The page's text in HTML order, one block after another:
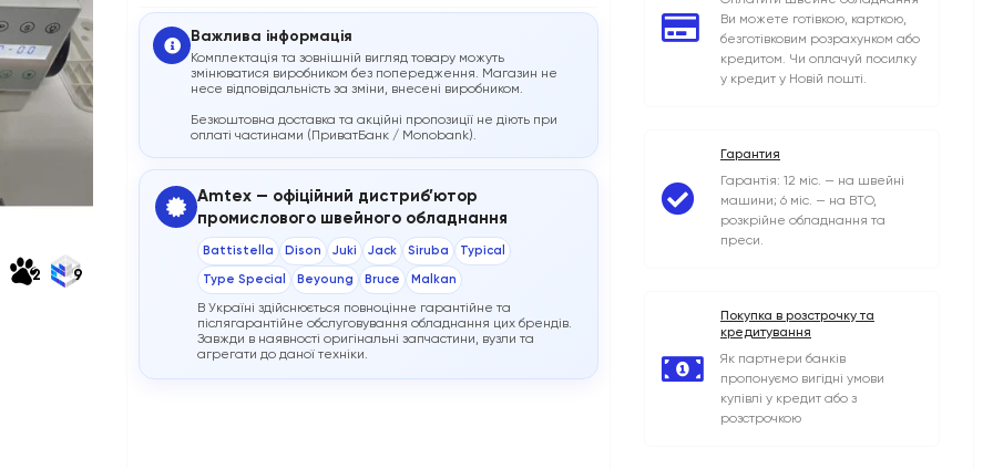
2 9
Важлива інформація
Комплектація та зовнішній вигляд товару можуть
змінюватися виробником без попередження. Магазин не
несе відповідальність за зміни, внесені виробником.
Безкоштовна доставка та акційні пропозиції не діють при
оплаті частинами (ПриватБанк / Monobank).
Amtex — офіційний дистриб’ютор
промислового швейного обладнання
Battistella Dison Juki Jack Siruba Typical
Type Special Beyoung Bruce Malkan
В Україні здійснюється повноцінне гарантійне та
післягарантійне обслуговування обладнання цих брендів.
Завжди в наявності оригінальні запчастини, вузли та
агрегати до даної техніки.
Ви можете готівкою, карткою,
безготівковим розрахунком або
кредитом. Чи оплачуй посилку
у кредит у Новій пошті.
Гарантия
Гарантія: 12 міс. — на швейні
машини; 6 міс. — на ВТО,
розкрійне обладнання та
преси.
Покупка в розстрочку та
кредитування
Як партнери банків
пропонуємо вигідні умови
купівлі у кредит або з
розстрочкою